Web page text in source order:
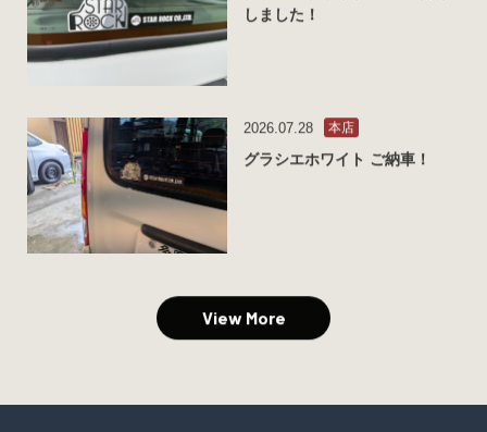
しました！
2026.07.28 本店
グラシエホワイト ご納車！
View More